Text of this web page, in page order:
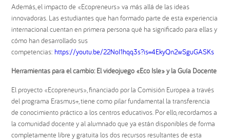
Además, el impacto de «Ecopreneurs» va más allá de las ideas
innovadoras. Las estudiantes que han formado parte de esta experiencia
internacional cuentan en primera persona qué ha significado para ellas y
cómo han desarrollado sus
competencias:https://youtu.be/22NoI1hqq3s?is=4EkyQn2wSguGASKs
Herramientas para el cambio: El videojuego «Eco Isle» y la Guía Docente
El proyecto «Ecopreneurs», financiado por la Comisión Europea a través
del programa Erasmus+, tiene como pilar fundamental la transferencia
de conocimiento práctico a los centros educativos. Por ello, recordamos a
la comunidad docente y al alumnado que ya están disponibles de forma
completamente libre y gratuita los dos recursos resultantes de esta